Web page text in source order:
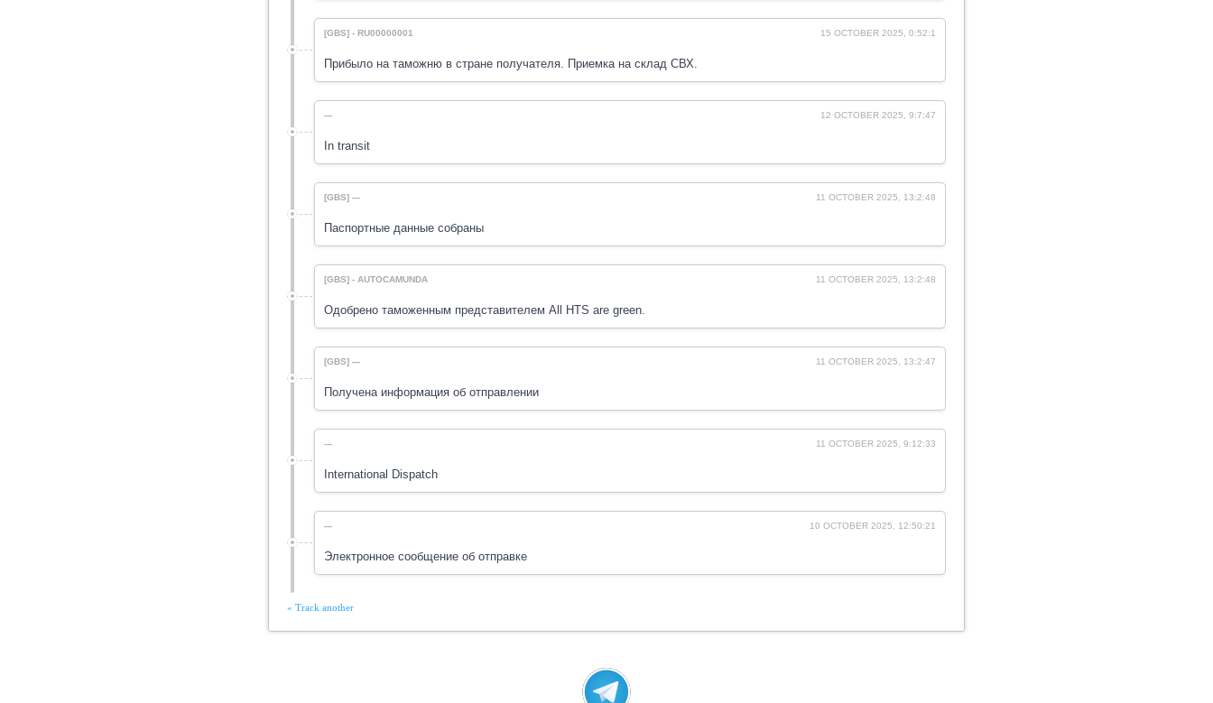
[GBS] - RU00000001 15 OCTOBER 2025, 0:52:1
Прибыло на таможню в стране получателя. Приемка на склад СВХ.
--- 12 OCTOBER 2025, 9:7:47
In transit
[GBS] --- 11 OCTOBER 2025, 13:2:48
Паспортные данные собраны
[GBS] - AUTOCAMUNDA 11 OCTOBER 2025, 13:2:48
Одобрено таможенным представителем All HTS are green.
[GBS] --- 11 OCTOBER 2025, 13:2:47
Получена информация об отправлении
--- 11 OCTOBER 2025, 9:12:33
International Dispatch
--- 10 OCTOBER 2025, 12:50:21
Электронное сообщение об отправке
« Track another